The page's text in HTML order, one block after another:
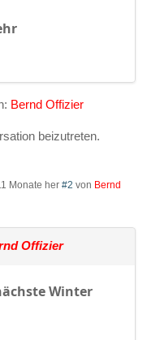
Bernd Offizier
beizutreten.
Monate her #2 von Bernd
Offizier
Winter